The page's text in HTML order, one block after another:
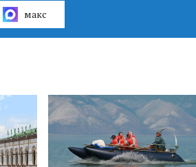
макс